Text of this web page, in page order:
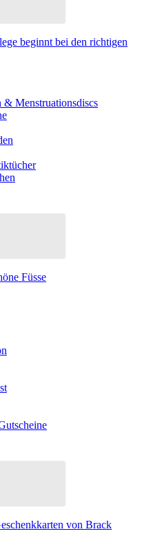
beginnt bei den richtigen
& Menstruationsdiscs
Füsse
von Brack